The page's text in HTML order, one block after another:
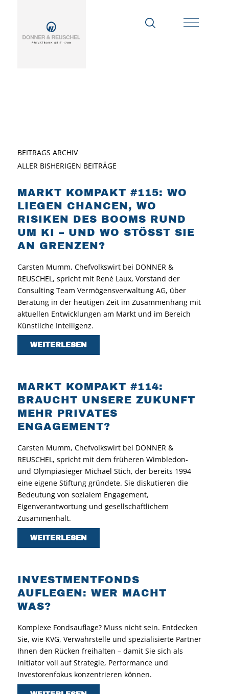
BEITRAGS ARCHIV
ALLER BISHERIGEN BEITRÄGE
MARKT KOMPAKT #115: WO
LIEGEN CHANCEN, WO
RISIKEN DES BOOMS RUND
UM KI – UND WO STÖSST SIE A
N GRENZEN?
Carsten Mumm, Chefvolkswirt bei DONNER &
REUSCHEL, spricht mit René Laux, Vorstand der
Consulting Team Vermögensverwaltung AG, über
Beratung in der heutigen Zeit im Zusammenhang mit
aktuellen Entwicklungen am Markt und im Bereich
Künstliche Intelligenz.
WEITERLESEN
MARKT KOMPAKT #114:
BRAUCHT UNSERE ZUKUNFT
MEHR PRIVATES
ENGAGEMENT?
Carsten Mumm, Chefvolkswirt bei DONNER &
REUSCHEL, spricht mit dem früheren Wimbledon-
und Olympiasieger Michael Stich, der bereits 1994
eine eigene Stiftung gründete. Sie diskutieren die
Bedeutung von sozialem Engagement,
Eigenverantwortung und gesellschaftlichem
Zusammenhalt.
WEITERLESEN
INVESTMENTFONDS
AUFLEGEN: WER MACHT
WAS?
Komplexe Fondsauflage? Muss nicht sein. Entdecken
Sie, wie KVG, Verwahrstelle und spezialisierte Partner
Ihnen den Rücken freihalten – damit Sie sich als
Initiator voll auf Strategie, Performance und
Investorenfokus konzentrieren können.